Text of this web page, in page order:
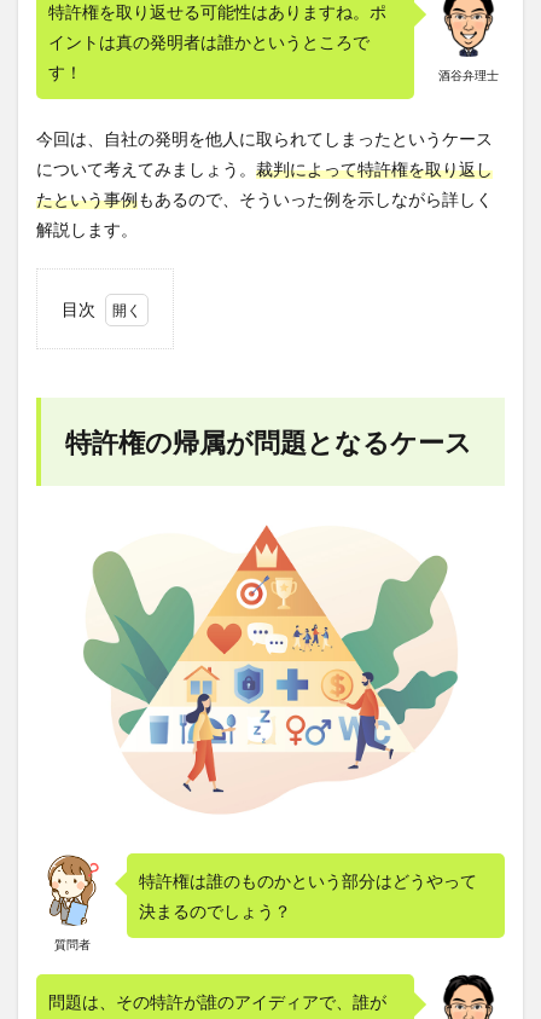
酒谷弁理士
特許権を取り返せる可能性はありますね。ポ
イントは真の発明者は誰かというところで
す！
今回は、自社の発明を他人に取られてしまったというケース
について考えてみましょう。 裁判によって特許権を取り返し
たという事例もあるので、そういった例を示しながら詳しく
解説します。
目次
が問
題と
1.1
自社
のア
ィア
を具
体化
ディ
アを
持ち
込ま
れた
2
特許権の帰属が問題となるケース
質問者
特許権は誰のものかという部分はどうやって
決まるのでしょう？
問題は、その特許が誰のアイディアで、誰が